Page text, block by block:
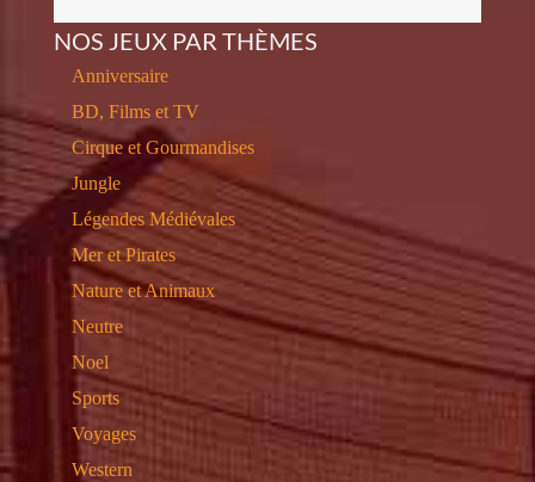
NOS JEUX PAR THÈMES
Anniversaire
BD, Films et TV
Cirque et Gourmandises
Jungle
Légendes Médiévales
Mer et Pirates
Nature et Animaux
Neutre
Noel
Sports
Voyages
Western